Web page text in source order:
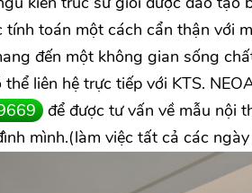
tính toán một cách cẩn thận với
đến một không gian sống
thể liên hệ trực tiếp với KTS.
để được tư vấn về mẫu nội
mình.(làm việc tất cả các